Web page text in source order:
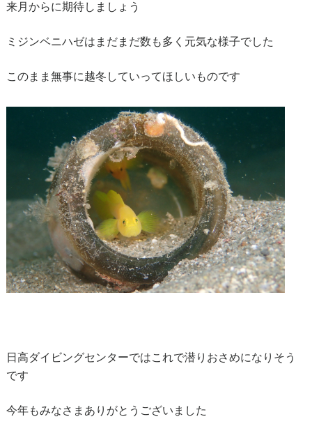
来月からに期待しましょう
ミジンベニハゼはまだまだ数も多く元気な様子でした
このまま無事に越冬していってほしいものです
日高ダイビングセンターではこれで潜りおさめになりそう
です
今年もみなさまありがとうございました